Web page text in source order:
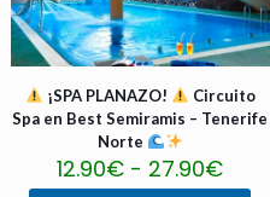
¡SPA PLANAZO!
Circuito
Spa en Best Semiramis – Tenerife
Norte
12.90€ - 27.90€
de